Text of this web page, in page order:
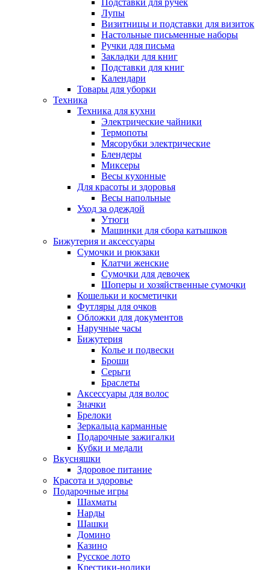
Подставки для ручек
Лупы
Визитницы и подставки для визиток
Настольные письменные наборы
Ручки для письма
Закладки для книг
Подставки для книг
Календари
Товары для уборки
Техника
Техника для кухни
Электрические чайники
Термопоты
Мясорубки электрические
Блендеры
Миксеры
Весы кухонные
Для красоты и здоровья
Весы напольные
Уход за одеждой
Утюги
Машинки для сбора катышков
Бижутерия и аксессуары
Сумочки и рюкзаки
Клатчи женские
Сумочки для девочек
Шоперы и хозяйственные сумочки
Кошельки и косметички
Футляры для очков
Обложки для документов
Наручные часы
Бижутерия
Колье и подвески
Броши
Серьги
Браслеты
Аксессуары для волос
Значки
Брелоки
Зеркальца карманные
Подарочные зажигалки
Кубки и медали
Вкусняшки
Здоровое питание
Красота и здоровье
Подарочные игры
Шахматы
Нарды
Шашки
Домино
Казино
Русское лото
Крестики-нолики